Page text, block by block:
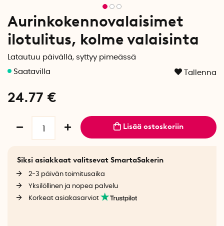
Aurinkokennovalaisimet
ilotulitus, kolme valaisinta
Latautuu päivällä, syttyy pimeässä
Tallenna
24.77 €
Lisää ostoskoriin
Siksi asiakkaat valitsevat SmartaSakerin
2-3 päivän toimitusaika
Yksilöllinen ja nopea palvelu
Korkeat asiakasarviot